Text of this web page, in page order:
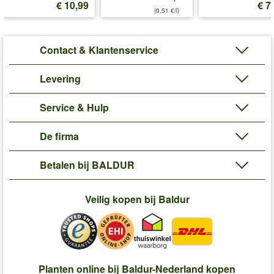
€ 10,99 (0,51 €/l) €
Contact & Klantenservice
Levering
Service & Hulp
De firma
Betalen bij BALDUR
Veilig kopen bij Baldur
Planten online bij Baldur-Nederland kopen